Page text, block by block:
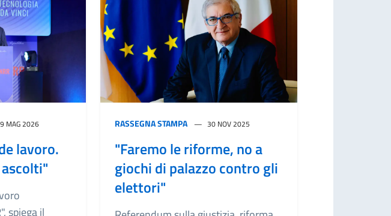
MAG 2026
lavoro.
spiega il
RASSEGNA STAMPA 30 NOV 2025
"Faremo le riforme, no a
giochi di palazzo contro gli
elettori"